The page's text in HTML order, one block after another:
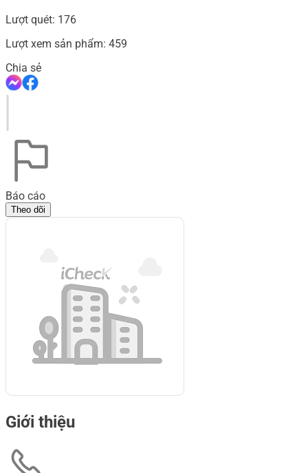
Lượt quét: 176
Lượt xem sản phẩm: 459
Chia sẻ
Báo cáo
Theo dõi
Giới thiệu